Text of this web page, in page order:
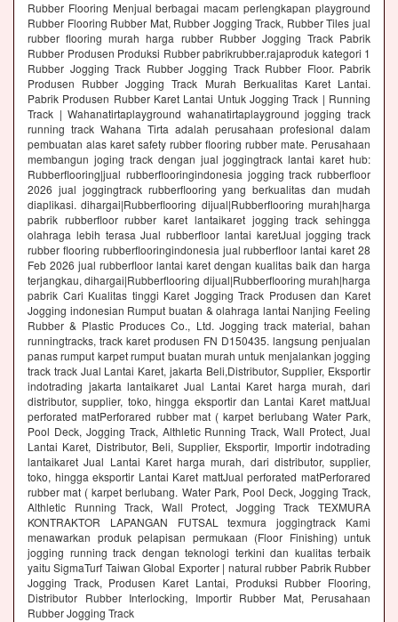
Rubber Flooring Menjual berbagai macam perlengkapan playground
Rubber Flooring Rubber Mat, Rubber Jogging Track, Rubber Tiles jual
rubber flooring murah harga rubber Rubber Jogging Track Pabrik
Rubber Produsen Produksi Rubber pabrikrubber.rajaproduk kategori 1
Rubber Jogging Track Rubber Jogging Track Rubber Floor. Pabrik
Produsen Rubber Jogging Track Murah Berkualitas Karet Lantai.
Pabrik Produsen Rubber Karet Lantai Untuk Jogging Track | Running
Track | Wahanatirtaplayground wahanatirtaplayground jogging track
running track Wahana Tirta adalah perusahaan profesional dalam
pembuatan alas karet safety rubber flooring rubber mate. Perusahaan
membangun joging track dengan jual joggingtrack lantai karet hub:
Rubberflooring|jual rubberflooringindonesia jogging track rubberfloor
2026 jual joggingtrack rubberflooring yang berkualitas dan mudah
diaplikasi. dihargai|Rubberflooring dijual|Rubberflooring murah|harga
pabrik rubberfloor rubber karet lantaikaret jogging track sehingga
olahraga lebih terasa Jual rubberfloor lantai karetJual jogging track
rubber flooring rubberflooringindonesia jual rubberfloor lantai karet 28
Feb 2026 jual rubberfloor lantai karet dengan kualitas baik dan harga
terjangkau, dihargai|Rubberflooring dijual|Rubberflooring murah|harga
pabrik Cari Kualitas tinggi Karet Jogging Track Produsen dan Karet
Jogging indonesian Rumput buatan & olahraga lantai Nanjing Feeling
Rubber & Plastic Produces Co., Ltd. Jogging track material, bahan
runningtracks, track karet produsen FN D150435. langsung penjualan
panas rumput karpet rumput buatan murah untuk menjalankan jogging
track track Jual Lantai Karet, jakarta Beli,Distributor, Supplier, Eksportir
indotrading jakarta lantaikaret Jual Lantai Karet harga murah, dari
distributor, supplier, toko, hingga eksportir dan Lantai Karet mattJual
perforated matPerforared rubber mat ( karpet berlubang Water Park,
Pool Deck, Jogging Track, Althletic Running Track, Wall Protect, Jual
Lantai Karet, Distributor, Beli, Supplier, Eksportir, Importir indotrading
lantaikaret Jual Lantai Karet harga murah, dari distributor, supplier,
toko, hingga eksportir Lantai Karet mattJual perforated matPerforared
rubber mat ( karpet berlubang. Water Park, Pool Deck, Jogging Track,
Althletic Running Track, Wall Protect, Jogging Track TEXMURA
KONTRAKTOR LAPANGAN FUTSAL texmura joggingtrack Kami
menawarkan produk pelapisan permukaan (Floor Finishing) untuk
jogging running track dengan teknologi terkini dan kualitas terbaik
yaitu SigmaTurf Taiwan Global Exporter | natural rubber Pabrik Rubber
Jogging Track, Produsen Karet Lantai, Produksi Rubber Flooring,
Distributor Rubber Interlocking, Importir Rubber Mat, Perusahaan
Rubber Jogging Track